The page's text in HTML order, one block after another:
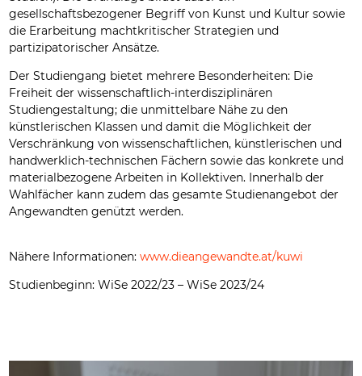
gesellschaftsbezogener Begriff von Kunst und Kultur sowie
die Erarbeitung machtkritischer Strategien und
partizipatorischer Ansätze.
Der Studiengang bietet mehrere Besonderheiten: Die
Freiheit der wissenschaftlich-interdisziplinären
Studiengestaltung; die unmittelbare Nähe zu den
künstlerischen Klassen und damit die Möglichkeit der
Verschränkung von wissenschaftlichen, künstlerischen und
handwerklich-technischen Fächern sowie das konkrete und
materialbezogene Arbeiten in Kollektiven. Innerhalb der
Wahlfächer kann zudem das gesamte Studienangebot der
Angewandten genützt werden.
Nähere Informationen:www.dieangewandte.at/kuwi
Studienbeginn: WiSe 2022/23 – WiSe 2023/24